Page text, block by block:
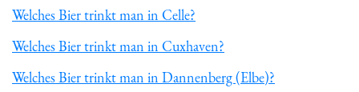
Welches Bier trinkt man in Celle?
Welches Bier trinkt man in Cuxhaven?
Welches Bier trinkt man in Dannenberg (Elbe)?